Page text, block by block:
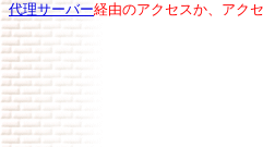
代理サーバー経由のアクセスか、アク